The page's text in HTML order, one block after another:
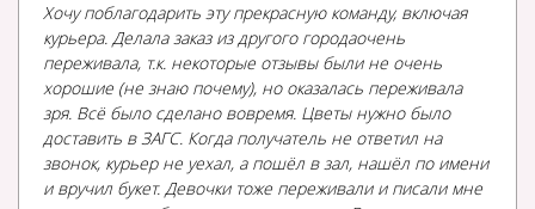
Хочу поблагодарить эту прекрасную команду, включая
курьера. Делала заказ из другого городаочень
переживала, т.к. некоторые отзывы были не очень
хорошие (не знаю почему), но оказалась переживала
зря. Всё было сделано вовремя. Цветы нужно было
доставить в ЗАГС. Когда получатель не ответил на
звонок, курьер не уехал, а пошёл в зал, нашёл по имени
и вручил букет. Девочки тоже переживали и писали мне